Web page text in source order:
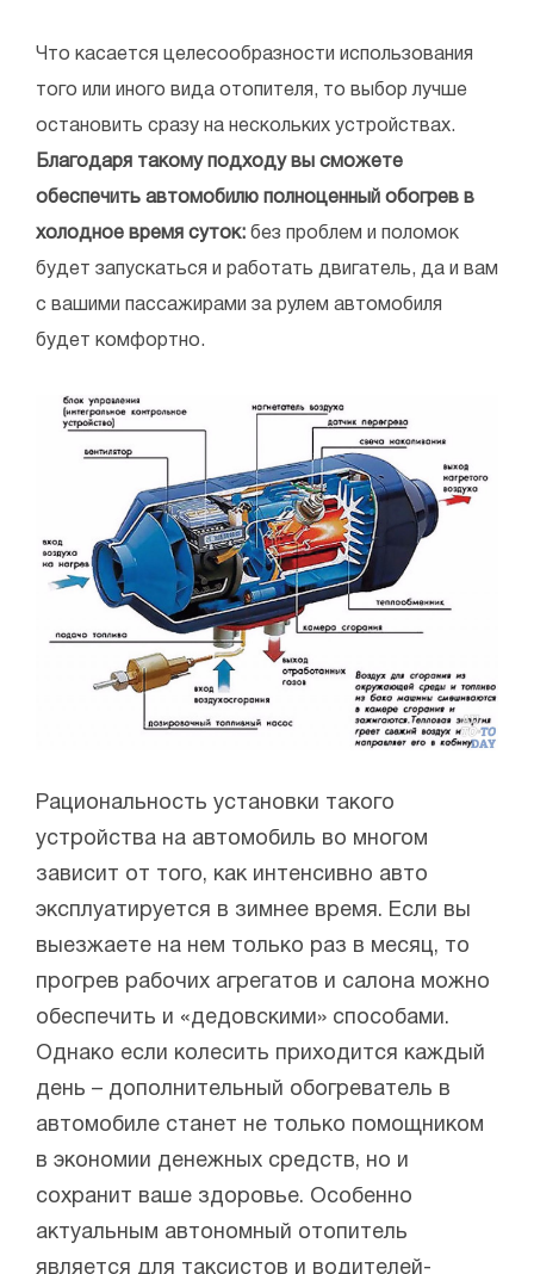
Что касается целесообразности использования
того или иного вида отопителя, то выбор лучше
остановить сразу на нескольких устройствах.
Благодаря такому подходу вы сможете
обеспечить автомобилю полноценный обогрев в
холодное время суток: без проблем и поломок
будет запускаться и работать двигатель, да и вам
с вашими пассажирами за рулем автомобиля
будет комфортно.
Рациональность установки такого
устройства на автомобиль во многом
зависит от того, как интенсивно авто
эксплуатируется в зимнее время. Если вы
выезжаете на нем только раз в месяц, то
прогрев рабочих агрегатов и салона можно
обеспечить и «дедовскими» способами.
Однако если колесить приходится каждый
день – дополнительный обогреватель в
автомобиле станет не только помощником
в экономии денежных средств, но и
сохранит ваше здоровье. Особенно
актуальным автономный отопитель
является для таксистов и водителей-